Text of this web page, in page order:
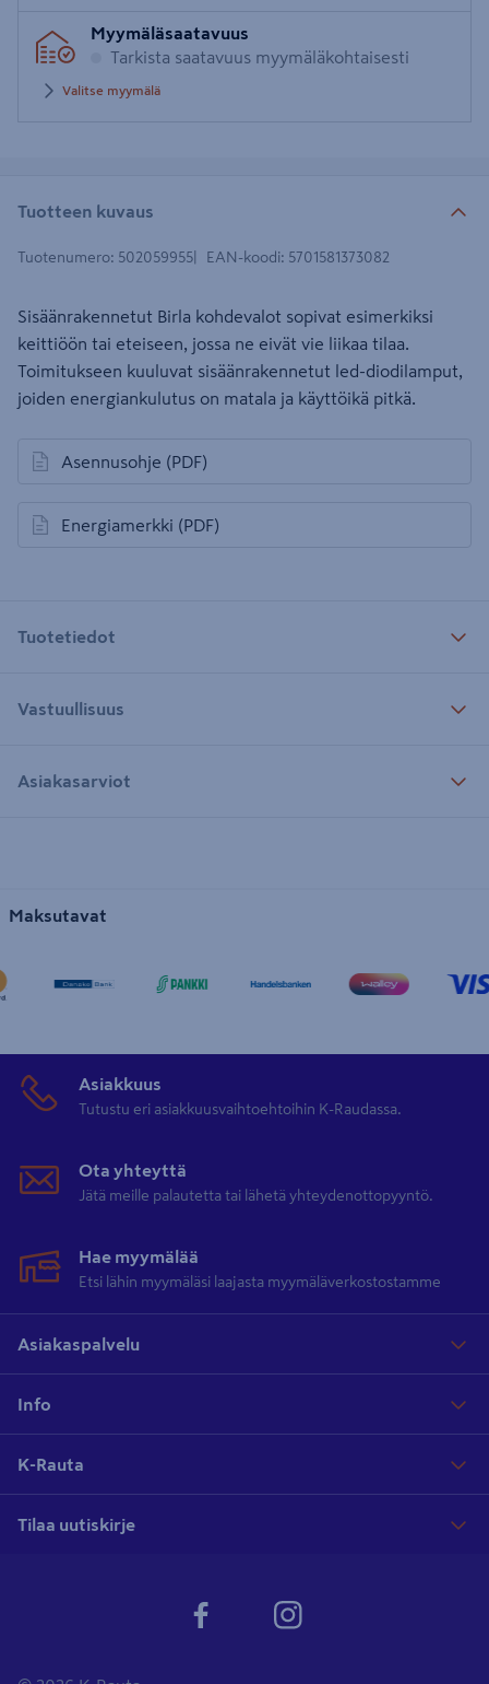
Myymäläsaatavuus
Tarkista saatavuus myymäläkohtaisesti
Valitse myymälä
Tuotteen kuvaus
Tuotenumero: 502059955 EAN-koodi: 5701581373082
Sisäänrakennetut Birla kohdevalot sopivat esimerkiksi
keittiöön tai eteiseen, jossa ne eivät vie liikaa tilaa.
Toimitukseen kuuluvat sisäänrakennetut led-diodilamput,
joiden energiankulutus on matala ja käyttöikä pitkä.
Asennusohje (PDF)
avautuu uuteen välilehteen
Energiamerkki (PDF)
avautuu uuteen välilehteen
Tuotetiedot
Vastuullisuus
Asiakasarviot
Maksutavat
Asiakkuus
Tutustu eri asiakkuusvaihtoehtoihin K-Raudassa.
Ota yhteyttä
Jätä meille palautetta tai lähetä yhteydenottopyyntö.
Hae myymälää
Etsi lähin myymäläsi laajasta myymäläverkostostamme
Asiakaspalvelu
Info
K-Rauta
Tilaa uutiskirje